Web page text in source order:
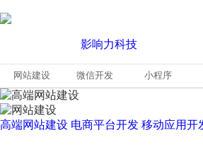
网站建设 微信开发 小程序
高端网站建设 电商平台开发 移动应用开